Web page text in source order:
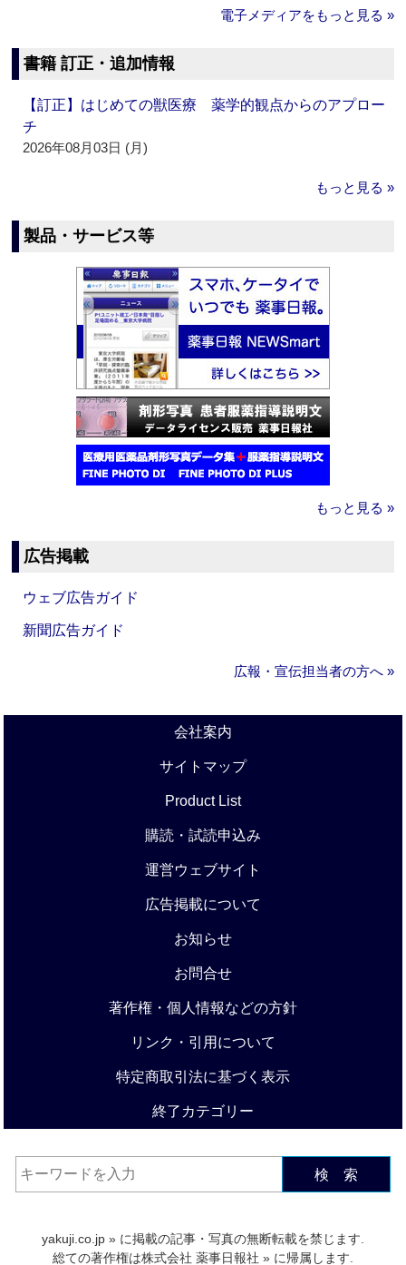
電子メディアをもっと見る »
書籍 訂正・追加情報
【訂正】はじめての獣医療 薬学的観点からのアプロー
チ
2026年08月03日 (月)
もっと見る »
製品・サービス等
もっと見る »
広告掲載
ウェブ広告ガイド
新聞広告ガイド
広報・宣伝担当者の方へ »
会社案内
サイトマップ
Product List
購読・試読申込み
運営ウェブサイト
広告掲載について
お知らせ
お問合せ
著作権・個人情報などの方針
リンク・引用について
特定商取引法に基づく表示
終了カテゴリー
検 索
yakuji.co.jp » に掲載の記事・写真の無断転載を禁じます.
総ての著作権は株式会社 薬事日報社 » に帰属します.